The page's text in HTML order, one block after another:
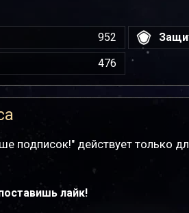
952
476
подписок!" действует только
лайк!